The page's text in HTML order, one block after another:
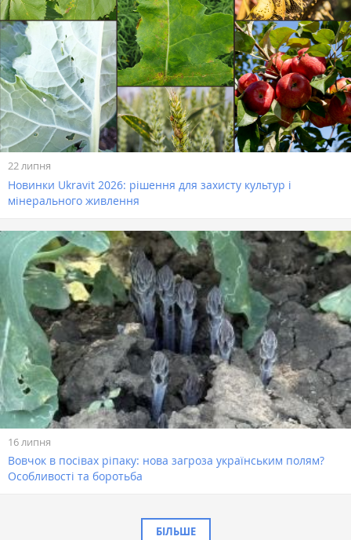
22 липня
Новинки Ukravit 2026: рішення для захисту культур і
мінерального живлення
16 липня
Вовчок в посівах ріпаку: нова загроза українським полям?
Особливості та боротьба
БІЛЬШЕ